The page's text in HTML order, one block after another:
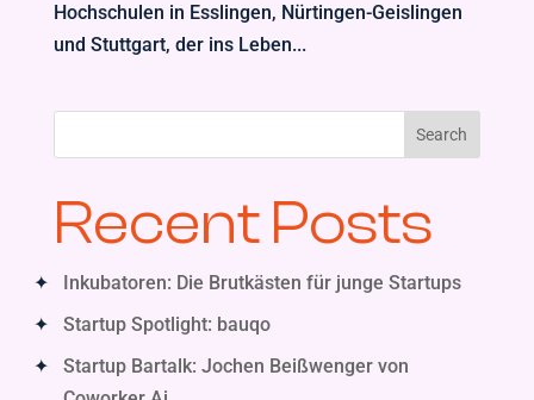
Hochschulen in Esslingen, Nürtingen-Geislingen
und Stuttgart, der ins Leben...
Search
Recent Posts
Inkubatoren: Die Brutkästen für junge Startups
Startup Spotlight: bauqo
Startup Bartalk: Jochen Beißwenger von